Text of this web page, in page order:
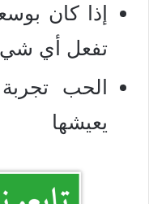
إذا كان
تفعل أي
الحب
يعيشها